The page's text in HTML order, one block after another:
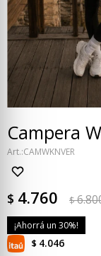
Campera
CAMWKNVER
$ 4.760 $
30
$ 4.046